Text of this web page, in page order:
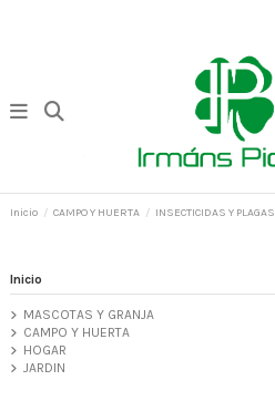
Inicio CAMPO Y HUERTA INSECTICIDAS Y PLAGAS
Inicio
MASCOTAS Y GRANJA
CAMPO Y HUERTA
HOGAR
JARDIN